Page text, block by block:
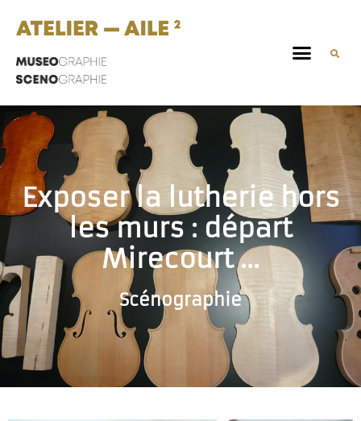
Exposer la lutherie hors
les murs : départ
Mirecourt …
Scénographie